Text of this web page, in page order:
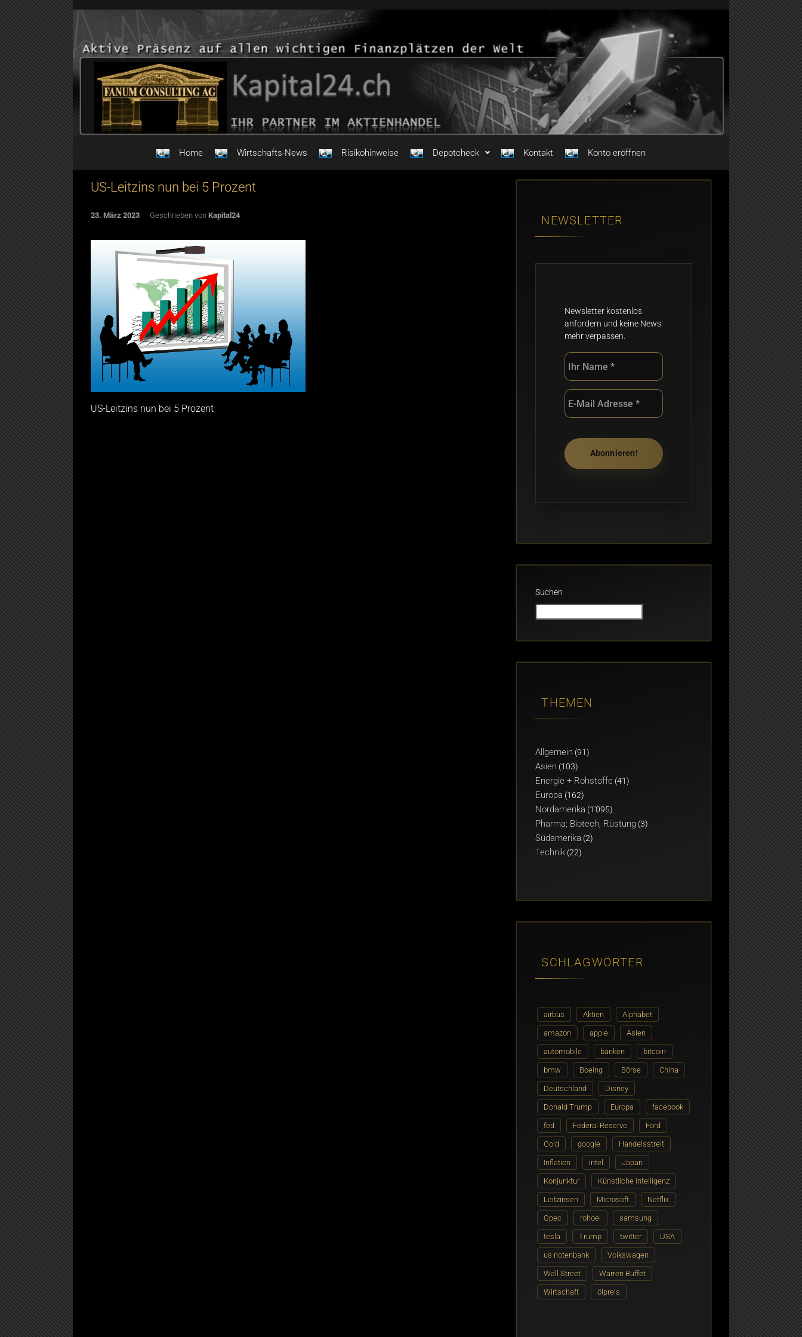
Skip to main content
Home Wirtschafts-News Risikohinweise Depotcheck Kontakt Konto eröffnen
US-Leitzins nun bei 5 Prozent
23. März 2023 Geschrieben von Kapital24
US-Leitzins nun bei 5 Prozent
NEWSLETTER
Newsletter kostenlos
anfordern und keine News
mehr verpassen.
Suchen
THEMEN
Allgemein (91)
Asien (103)
Energie + Rohstoffe (41)
Europa (162)
Nordamerika (1'095)
Pharma; Biotech; Rüstung (3)
Südamerika (2)
Technik (22)
SCHLAGWÖRTER
airbus Aktien Alphabet
amazon apple Asien
automobile banken bitcoin
bmw Boeing Börse China
Deutschland Disney
Donald Trump Europa facebook
fed Federal Reserve Ford
Gold google Handelsstreit
Inflation intel Japan
Konjunktur Künstliche Intelligenz
Leitzinsen Microsoft Netflix
Opec rohoel samsung
tesla Trump twitter USA
us notenbank Volkswagen
Wall Street Warren Buffet
Wirtschaft ölpreis